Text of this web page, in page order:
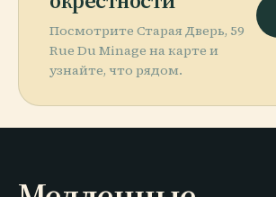
Посмотрите Старая Дверь, 59
Rue Du Minage на карте и
узнайте, что рядом.